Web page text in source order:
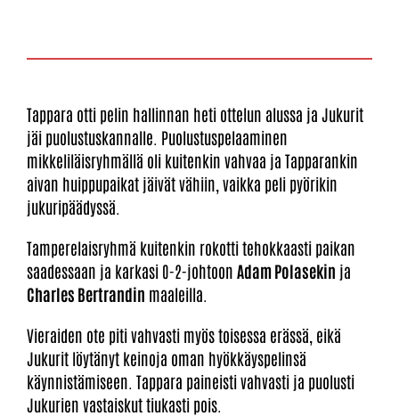
Tappara otti pelin hallinnan heti ottelun alussa ja Jukurit
jäi puolustuskannalle. Puolustuspelaaminen
mikkeliläisryhmällä oli kuitenkin vahvaa ja Tapparankin
aivan huippupaikat jäivät vähiin, vaikka peli pyörikin
jukuripäädyssä.
Tamperelaisryhmä kuitenkin rokotti tehokkaasti paikan
saadessaan ja karkasi 0-2-johtoon Adam Polasekin ja
Charles Bertrandin maaleilla.
Vieraiden ote piti vahvasti myös toisessa erässä, eikä
Jukurit löytänyt keinoja oman hyökkäyspelinsä
käynnistämiseen. Tappara paineisti vahvasti ja puolusti
Jukurien vastaiskut tiukasti pois.